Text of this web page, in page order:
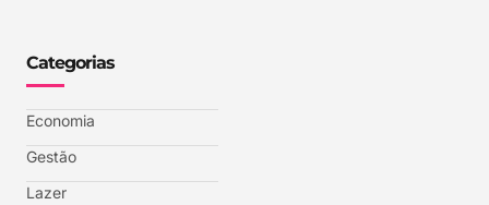
Categorias
Economia
Gestão
Lazer